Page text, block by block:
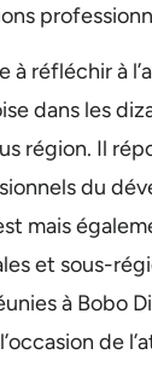
réfléchir à
dans les
région. Il
du
mais
et sous-
à Bobo
de